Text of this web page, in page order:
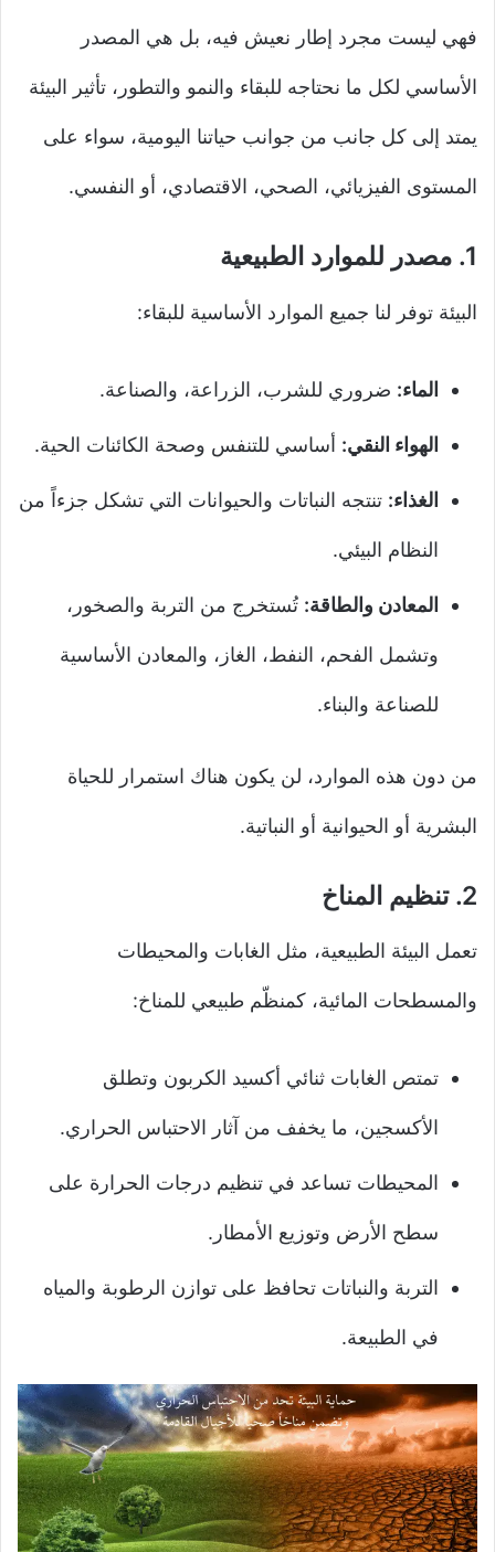
فهي ليست مجرد إطار نعيش فيه، بل هي المصدر
الأساسي لكل ما نحتاجه للبقاء والنمو والتطور، تأثير البيئة
يمتد إلى كل جانب من جوانب حياتنا اليومية، سواء على
المستوى الفيزيائي، الصحي، الاقتصادي، أو النفسي.
1. مصدر للموارد الطبيعية
البيئة توفر لنا جميع الموارد الأساسية للبقاء:
الماء: ضروري للشرب، الزراعة، والصناعة.
الهواء النقي: أساسي للتنفس وصحة الكائنات الحية.
الغذاء: تنتجه النباتات والحيوانات التي تشكل جزءاً من
النظام البيئي.
المعادن والطاقة: تُستخرج من التربة والصخور،
وتشمل الفحم، النفط، الغاز، والمعادن الأساسية
للصناعة والبناء.
من دون هذه الموارد، لن يكون هناك استمرار للحياة
البشرية أو الحيوانية أو النباتية.
2. تنظيم المناخ
تعمل البيئة الطبيعية، مثل الغابات والمحيطات
والمسطحات المائية، كمنظّم طبيعي للمناخ:
تمتص الغابات ثنائي أكسيد الكربون وتطلق
الأكسجين، ما يخفف من آثار الاحتباس الحراري.
المحيطات تساعد في تنظيم درجات الحرارة على
سطح الأرض وتوزيع الأمطار.
التربة والنباتات تحافظ على توازن الرطوبة والمياه
في الطبيعة.